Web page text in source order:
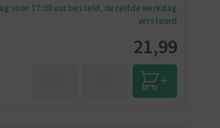
voor 17:00 uur besteld, dezelfde werkdag
verstuurd
21,99